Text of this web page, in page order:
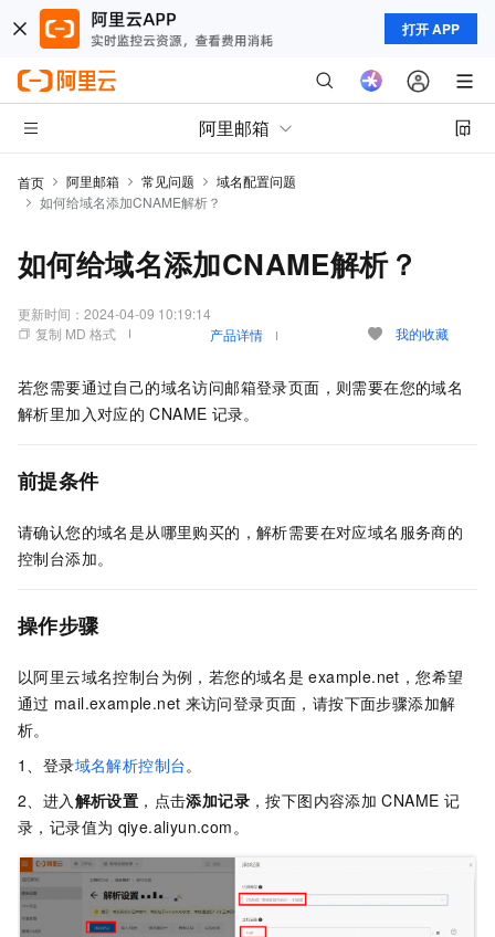
打开 APP
阿里邮箱
首页 阿里邮箱 常见问题
域名配置问题
如何给域名添加CNAME解析？
如何给域名添加CNAME解析？
更新时间： 2024-04-09 10:19:14
复制 MD 格式
产品详情 我的收藏
若您需要通过自己的域名访问邮箱登录页面，则需要在您的域名
解析里加入对应的 CNAME 记录。
前提条件
请确认您的域名是从哪里购买的，解析需要在对应域名服务商的
控制台添加。
操作步骤
以阿里云域名控制台为例，若您的域名是 example.net，您希望
通过 mail.example.net 来访问登录页面，请按下面步骤添加解
析。
1、登录域名解析控制台。
2、进入解析设置 ，点击添加记录 ，按下图内容添加 CNAME 记
录，记录值为 qiye.aliyun.com。